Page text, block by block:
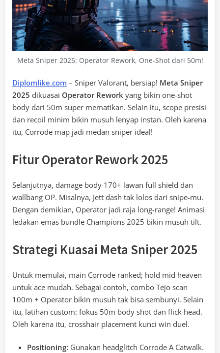
Meta Sniper 2025: Operator Rework, One-Shot dari 50m!
Diplomlike.com – Sniper Valorant, bersiap! Meta Sniper
2025 dikuasai Operator Rework yang bikin one-shot
body dari 50m super mematikan. Selain itu, scope presisi
dan recoil minim bikin musuh lenyap instan. Oleh karena
itu, Corrode map jadi medan sniper ideal!
Fitur Operator Rework 2025
Selanjutnya, damage body 170+ lawan full shield dan
wallbang OP. Misalnya, Jett dash tak lolos dari snipe-mu.
Dengan demikian, Operator jadi raja long-range! Animasi
ledakan emas bundle Champions 2025 bikin musuh tilt.
Strategi Kuasai Meta Sniper 2025
Untuk memulai, main Corrode ranked; hold mid heaven
untuk ace mudah. Sebagai contoh, combo Tejo scan
100m + Operator bikin musuh tak bisa sembunyi. Selain
itu, latihan custom: fokus 50m body shot dan flick head.
Oleh karena itu, crosshair placement kunci win duel.
Positioning: Gunakan headglitch Corrode A Catwalk.